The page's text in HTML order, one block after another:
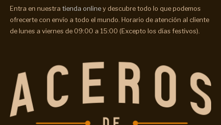
Entra en nuestra tienda onliney descubre todo lo que podemos
ofrecerte con envío a todo el mundo. Horario de atención al cliente
de lunes a viernes de 09:00 a 15:00 (Excepto los días festivos).